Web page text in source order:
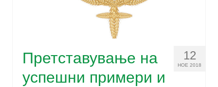
12
НОЕ 2018
Претставување на
успешни примери и